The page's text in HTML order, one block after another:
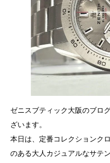
ゼニスブティック大阪のブロ
ざいます。
本日は、定番コレクションク
のある大人カジュアルなサテ